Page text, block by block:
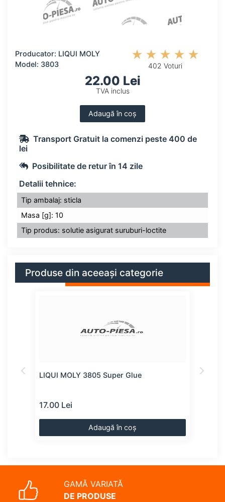
Producator: LIQUI MOLY
Model: 3803
402 Voturi
22.00 Lei
TVA inclus
Adaugă în coș
Transport Gratuit la comenzi peste 400 de
lei
Posibilitate de retur în 14 zile
Detalii tehnice:
Tip ambalaj: sticla
Masa [g]: 10
Tip produs: solutie asigurat suruburi-loctite
Produse din aceeași categorie
LIQUI MOLY 3805 Super Glue
17.00 Lei
Adaugă în coș
GAMĂ VARIATĂ
DE PRODUSE